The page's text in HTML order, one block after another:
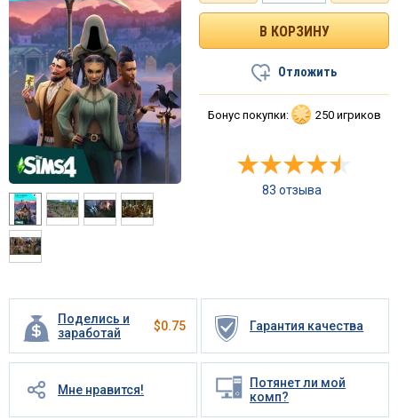
Поделись и
заработай
$0.75 Гарантия качества
Мне нравится!
Потянет ли мой
комп?
Отложить
Бонус покупки: 250 игриков
83 отзыва